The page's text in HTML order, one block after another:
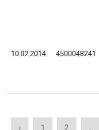
10.02.2014 4500048241
‹ 1 2 ...